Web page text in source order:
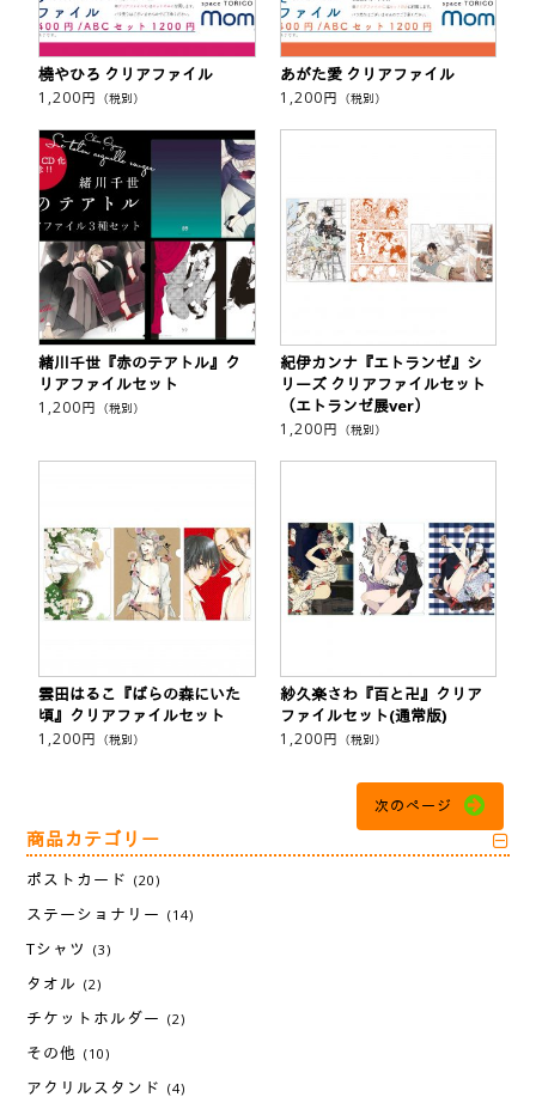
橈やひろ クリアファイル
1,200円 （税別）
あがた愛 クリアファイル
1,200円 （税別）
緒川千世『赤のテアトル』ク
リアファイルセット
1,200円 （税別）
紀伊カンナ『エトランゼ』シ
リーズ クリアファイルセット
（エトランゼ展ver）
1,200円 （税別）
雲田はるこ『ばらの森にいた
頃』クリアファイルセット
1,200円 （税別）
紗久楽さわ『百と卍』クリア
ファイルセット(通常版)
1,200円 （税別）
次のページ
商品カテゴリー
ポストカード (20)
ステーショナリー (14)
Tシャツ (3)
タオル (2)
チケットホルダー (2)
その他 (10)
アクリルスタンド (4)